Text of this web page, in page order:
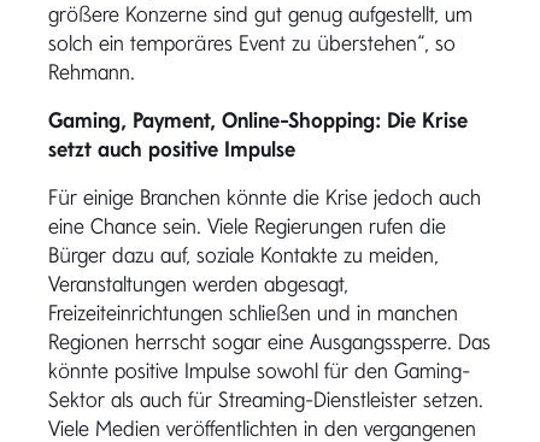
größere Konzerne sind gut genug aufgestellt, um
solch ein temporäres Event zu überstehen“, so
Rehmann.
Gaming, Payment, Online-Shopping: Die Krise
setzt auch positive Impulse
Für einige Branchen könnte die Krise jedoch auch
eine Chance sein. Viele Regierungen rufen die
Bürger dazu auf, soziale Kontakte zu meiden,
Veranstaltungen werden abgesagt,
Freizeiteinrichtungen schließen und in manchen
Regionen herrscht sogar eine Ausgangssperre. Das
könnte positive Impulse sowohl für den Gaming-
Sektor als auch für Streaming-Dienstleister setzen.
Viele Medien veröffentlichten in den vergangenen